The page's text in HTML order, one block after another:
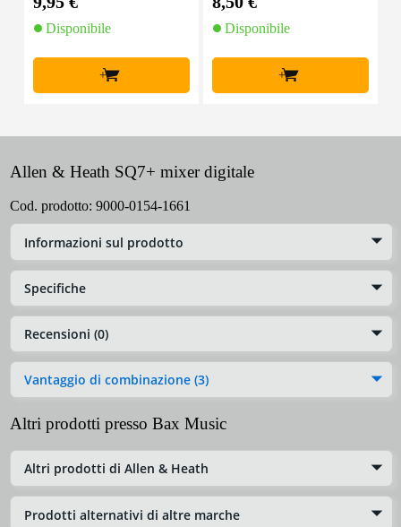
Disponibile
+
Disponibile
+
Allen & Heath SQ7+ mixer digitale
Cod. prodotto: 9000-0154-1661
Informazioni sul prodotto
Specifiche
Recensioni (0)
Vantaggio di combinazione (3)
Altri prodotti presso Bax Music
Altri prodotti di Allen & Heath
Prodotti alternativi di altre marche